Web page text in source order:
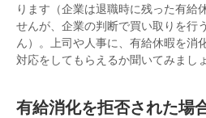
ります（企業は退職時に残った有給
せんが、企業の判断で買い取りを行
ん）。上司や人事に、有給休暇を消
対応をしてもらえるか聞いてみましょ
有給消化を拒否された場